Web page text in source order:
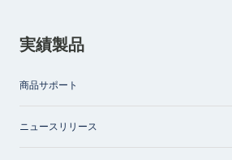
実績製品
商品サポート
ニュースリリース